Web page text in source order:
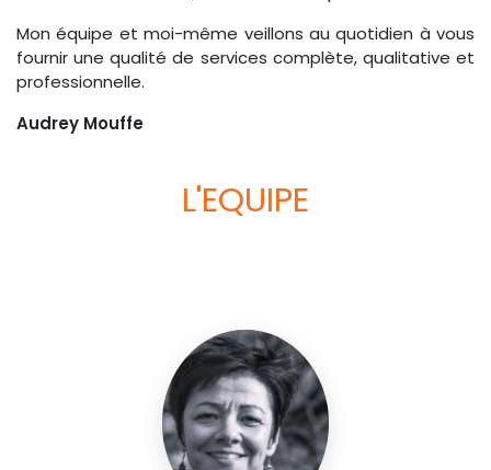
Mon équipe et moi-même veillons au quotidien à vous
fournir une qualité de services complète, qualitative et
professionnelle.
Audrey Mouffe
L'EQUIPE